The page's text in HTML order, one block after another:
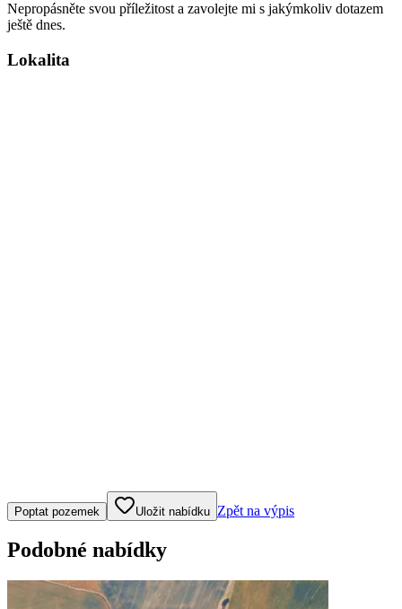
Nepropásněte svou příležitost a zavolejte mi s jakýmkoliv dotazem
ještě dnes.
Lokalita
Klepněte nebo klikněte pro ovládání mapy
Poptat pozemek Uložit nabídku Zpět na výpis
Podobné nabídky